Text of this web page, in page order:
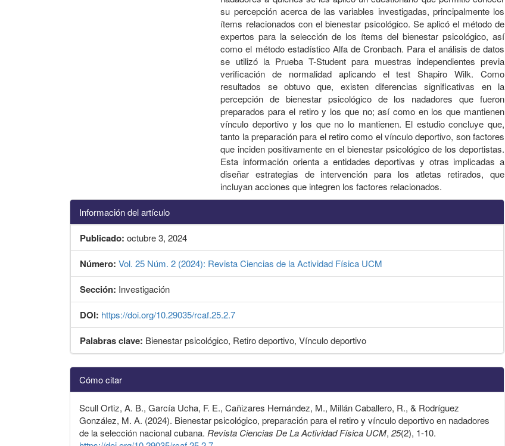
su percepción acerca de las variables investigadas, principalmente los
ítems relacionados con el bienestar psicológico. Se aplicó el método de
expertos para la selección de los ítems del bienestar psicológico, así
como el método estadístico Alfa de Cronbach. Para el análisis de datos
se utilizó la Prueba T-Student para muestras independientes previa
verificación de normalidad aplicando el test Shapiro Wilk. Como
resultados se obtuvo que, existen diferencias significativas en la
percepción de bienestar psicológico de los nadadores que fueron
preparados para el retiro y los que no; así como en los que mantienen
vínculo deportivo y los que no lo mantienen. El estudio concluye que,
tanto la preparación para el retiro como el vínculo deportivo, son factores
que inciden positivamente en el bienestar psicológico de los deportistas.
Esta información orienta a entidades deportivas y otras implicadas a
diseñar estrategias de intervención para los atletas retirados, que
incluyan acciones que integren los factores relacionados.
Información del artículo
Publicado: octubre 3, 2024
Número: Vol. 25 Núm. 2 (2024): Revista Ciencias de la Actividad Física UCM
Sección: Investigación
DOI: https://doi.org/10.29035/rcaf.25.2.7
Palabras clave: Bienestar psicológico, Retiro deportivo, Vínculo deportivo
Detalles
del
artículo
Cómo citar
Scull Ortiz, A. B., García Ucha, F. E., Cañizares Hernández, M., Millán Caballero, R., & Rodríguez
González, M. A. (2024). Bienestar psicológico, preparación para el retiro y vínculo deportivo en nadadores
de la selección nacional cubana. Revista Ciencias De La Actividad Física UCM, 25(2), 1-10.